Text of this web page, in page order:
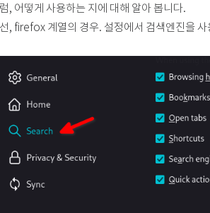
, 어떻게 사용하는 지에 대해 알아 봅니다.
, firefox 계열의 경우. 설정에서 검색엔진을